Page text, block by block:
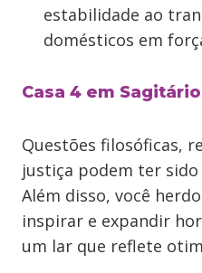
estabilidade ao
domésticos em
Casa 4 em Sagitário
Questões filosóficas,
justiça podem ter
Além disso, você
inspirar e expandir
um lar que reflete